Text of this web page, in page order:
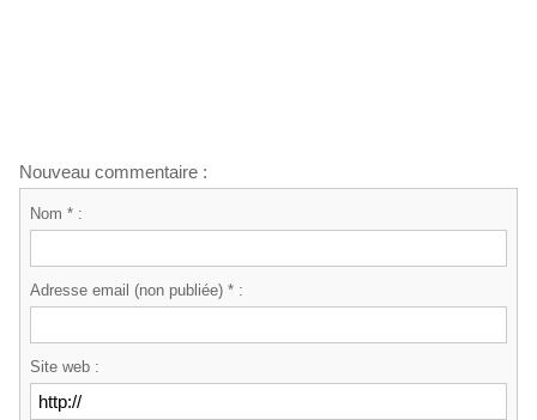
Nouveau commentaire :
Nom * :
Adresse email (non publiée) * :
Site web :